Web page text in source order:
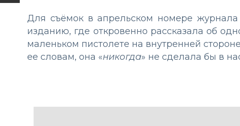
Для съёмок в апрельском номере
изданию, где откровенно рассказала об
маленьком пистолете на внутренней
ее словам, она «никогда» не сделала бы в